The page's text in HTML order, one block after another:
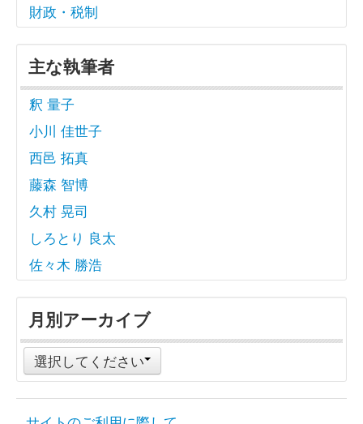
財政・税制
主な執筆者
釈 量子
小川 佳世子
西邑 拓真
藤森 智博
久村 晃司
しろとり 良太
佐々木 勝浩
月別アーカイブ
選択してください